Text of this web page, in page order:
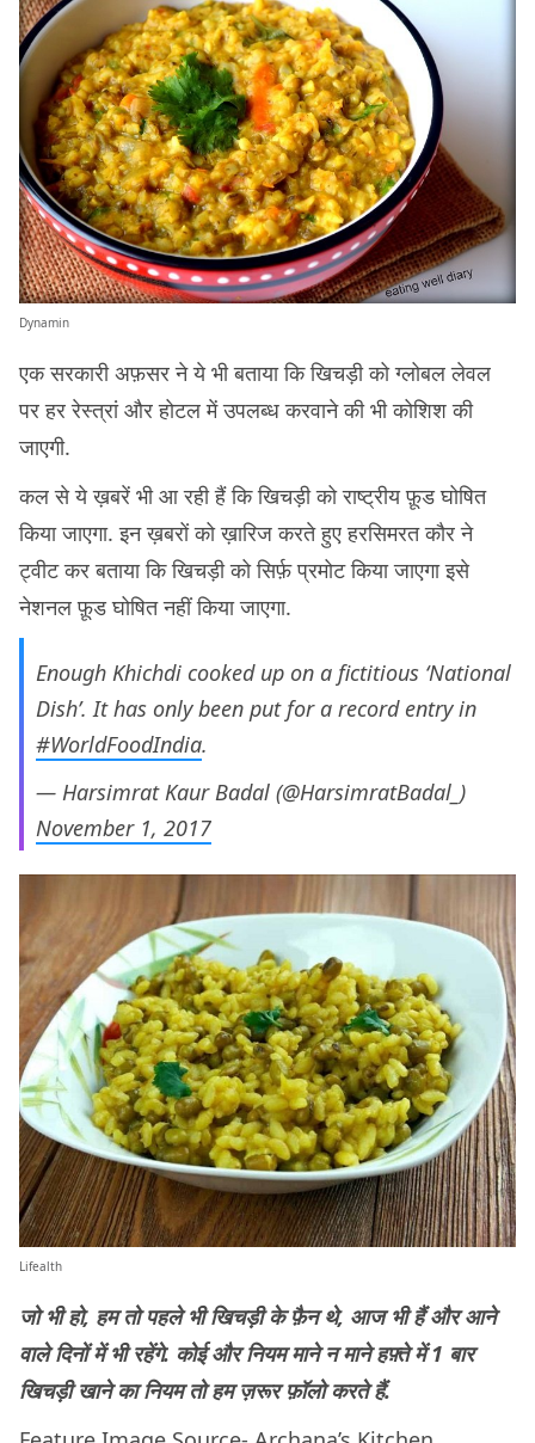
Dynamin
एक सरकारी अफ़सर ने ये भी बताया कि खिचड़ी को ग्लोबल लेवल
पर हर रेस्त्रां और होटल में उपलब्ध करवाने की भी कोशिश की
जाएगी.
कल से ये ख़बरें भी आ रही हैं कि खिचड़ी को राष्ट्रीय फ़ूड घोषित
किया जाएगा. इन ख़बरों को ख़ारिज करते हुए हरसिमरत कौर ने
ट्वीट कर बताया कि खिचड़ी को सिर्फ़ प्रमोट किया जाएगा इसे
नेशनल फ़ूड घोषित नहीं किया जाएगा.
Enough Khichdi cooked up on a fictitious ‘National
Dish’. It has only been put for a record entry in
#WorldFoodIndia.
— Harsimrat Kaur Badal (@HarsimratBadal_)
November 1, 2017
Lifealth
जो भी हो, हम तो पहले भी खिचड़ी के फ़ैन थे, आज भी हैं और आने
वाले दिनों में भी रहेंगे. कोई और नियम माने न माने हफ़्ते में 1 बार
खिचड़ी खाने का नियम तो हम ज़रूर फ़ॉलो करते हैं.